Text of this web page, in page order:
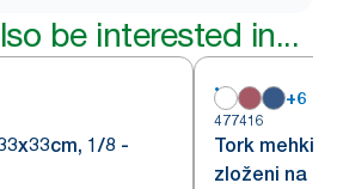
be interested in...
1/8 -
+6
477416
Tork mehki
zloženi na 1/